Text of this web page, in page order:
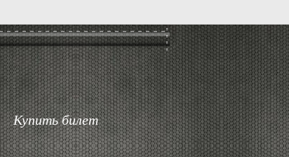
Купить билет